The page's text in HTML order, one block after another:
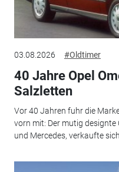
03.08.2026 #Oldtimer
40 Jahre Opel
Salzletten
Vor 40 Jahren fuhr die
vorn mit: Der mutig designte
und Mercedes, verkaufte